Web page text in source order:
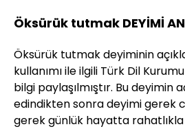
Öksürük tutmak DEYİMİ
Öksürük tutmak deyiminin
kullanımı ile ilgili Türk Dil
bilgi paylaşılmıştır. Bu deyimin
edindikten sonra deyimi gerek
gerek günlük hayatta rahatlıkla